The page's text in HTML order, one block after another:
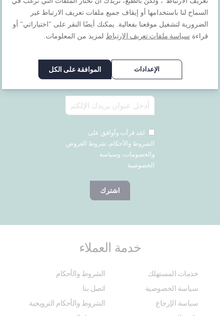
احصل على
خصم 10%
الإخبارية لدينا لتصلك
عروضنا ووصفاتنا
لقد قرأت وأوافق على
الشروط والأحكام، شروط العروض
والخصومات، وسياسة
الخصوصية
اشترك
خدمة العملاء
خدمات المستهلك
الشروط والأحكام
سياسة الخصوصية
اتصل بنا
سياسة الإرجاع
الشروط والأحكام الترويجية
السماح لنا باستخدامها أو إيقاف جميع ملفات تعريف الارتباط غير
الضرورية لتشغيل موقعنا بفعالية. يمكنك أيضًا النقر على "اختياراتي" أو
قراءة سياسة ملفات تعريف الارتباط لمزيد من المعلومات.
الإعدادات الموافقة على الكل